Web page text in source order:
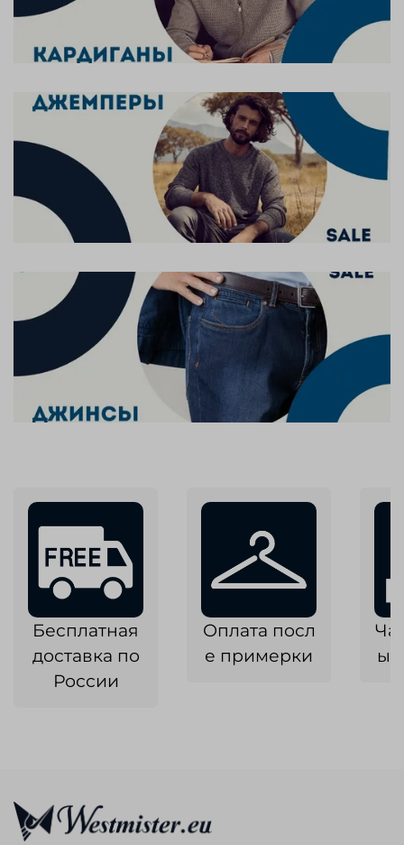
Бесплатная
доставка по
России
Оплата посл
е примерки